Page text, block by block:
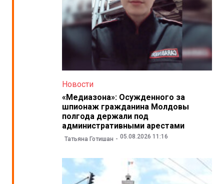
Новости
«Медиазона»: Осужденного за
шпионаж гражданина Молдовы
полгода держали под
административными арестами
Татьяна Готишан 05.08.2026 11:16